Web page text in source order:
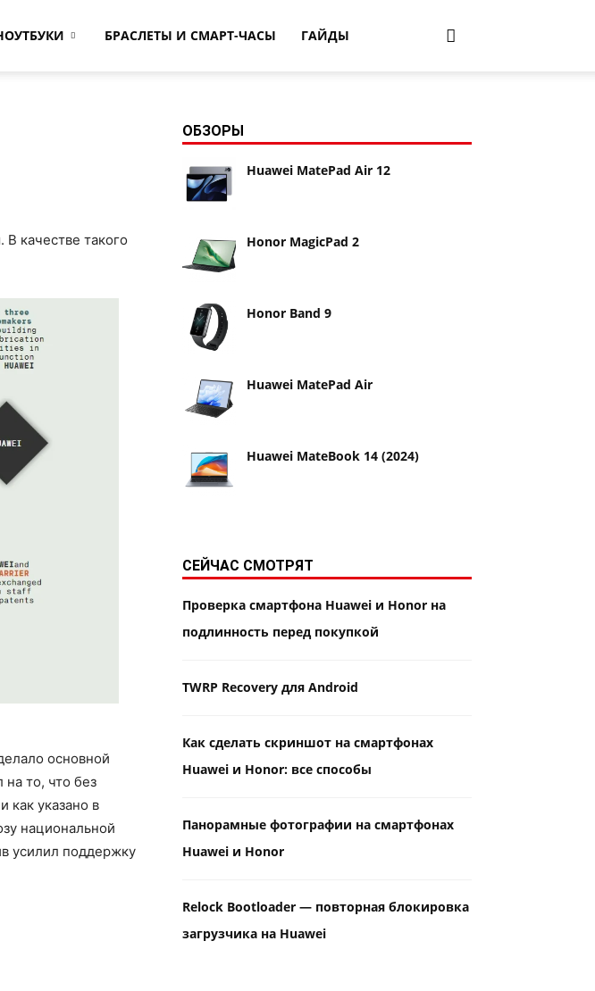
БРАСЛЕТЫ И СМАРТ-ЧАСЫ ГАЙДЫ
качестве такого
основной
то, что без
как указано в
национальной
усилил поддержку
ОБЗОРЫ
Huawei MatePad Air 12
Honor MagicPad 2
Honor Band 9
Huawei MatePad Air
Huawei MateBook 14 (2024)
СЕЙЧАС СМОТРЯТ
Проверка смартфона Huawei и Honor на
подлинность перед покупкой
TWRP Recovery для Android
Как сделать скриншот на смартфонах
Huawei и Honor: все способы
Панорамные фотографии на смартфонах
Huawei и Honor
Relock Bootloader — повторная блокировка
загрузчика на Huawei